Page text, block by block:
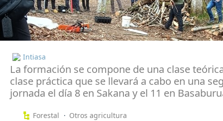
Intiasa
La formación se compone de una clase
clase práctica que se llevará a cabo en una
jornada el día 8 en Sakana y el 11 en
Forestal
Otros agricultura